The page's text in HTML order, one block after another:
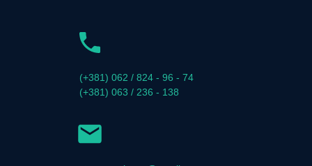
(+381) 062 / 824 - 96 - 74
(+381) 063 / 236 - 138